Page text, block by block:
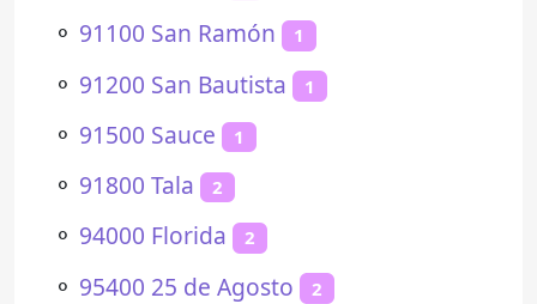
⚬ 91100 San Ramón 1
⚬ 91200 San Bautista 1
⚬ 91500 Sauce 1
⚬ 91800 Tala 2
⚬ 94000 Florida 2
⚬ 95400 25 de Agosto 2